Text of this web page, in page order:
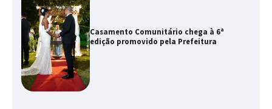
Casamento Comunitário chega à 6ª
edição promovido pela Prefeitura